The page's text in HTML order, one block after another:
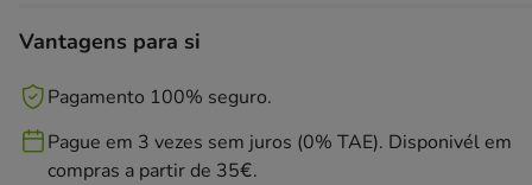
Vantagens para si
Pagamento 100% seguro.
Pague em 3 vezes sem juros (0% TAE). Disponivél em
compras a partir de 35€.